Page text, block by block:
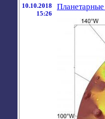
10.10.2018
15:26